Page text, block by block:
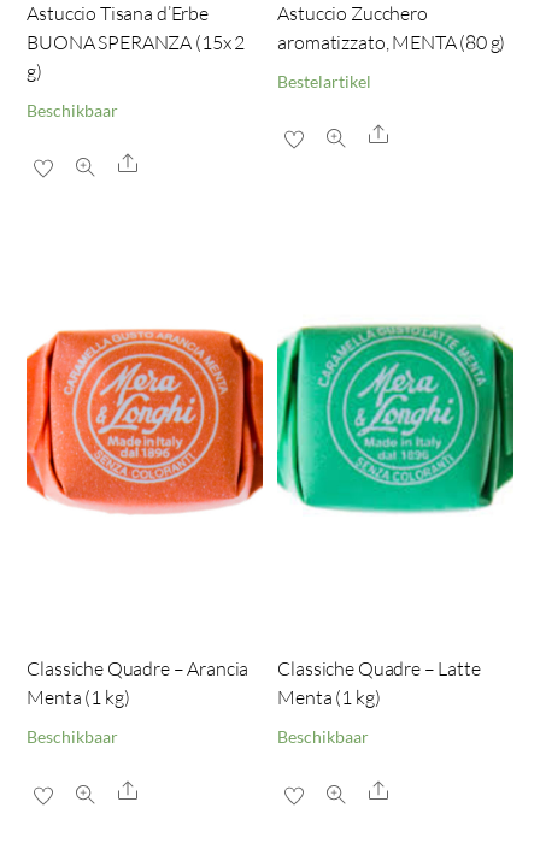
Astuccio Tisana d’Erbe
BUONA SPERANZA (15x 2
g)
Beschikbaar
Share
Astuccio Zucchero
aromatizzato, MENTA (80 g)
Bestelartikel
Share
Classiche Quadre – Arancia
Menta (1 kg)
Beschikbaar
Share
Classiche Quadre – Latte
Menta (1 kg)
Beschikbaar
Share